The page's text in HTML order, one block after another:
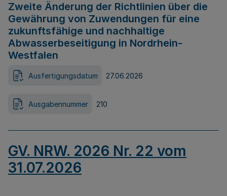
Zweite Änderung der Richtlinien über die
Gewährung von Zuwendungen für eine
zukunftsfähige und nachhaltige
Abwasserbeseitigung in Nordrhein-
Westfalen
Ausfertigungsdatum 27.06.2026
Ausgabennummer 210
GV. NRW. 2026 Nr. 22 vom
31.07.2026